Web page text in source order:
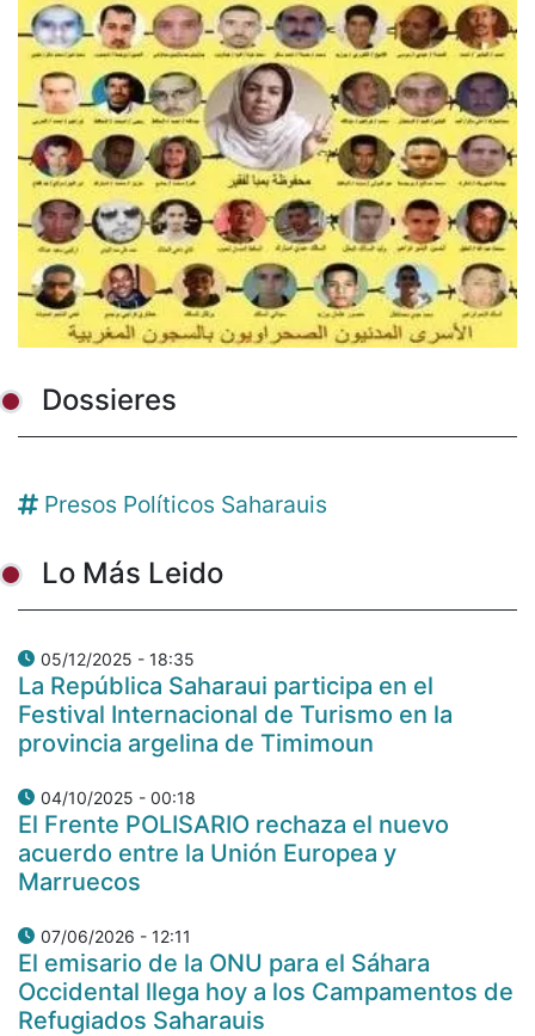
Dossieres
Presos Políticos Saharauis
Lo Más Leido
05/12/2025 - 18:35
La República Saharaui participa en el
Festival Internacional de Turismo en la
provincia argelina de Timimoun
04/10/2025 - 00:18
El Frente POLISARIO rechaza el nuevo
acuerdo entre la Unión Europea y
Marruecos
07/06/2026 - 12:11
El emisario de la ONU para el Sáhara
Occidental llega hoy a los Campamentos de
Refugiados Saharauis